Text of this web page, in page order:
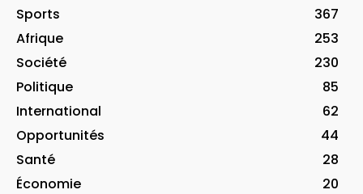
Sports
367
Afrique
253
Société
230
Politique
85
International
62
Opportunités
44
Santé
28
Économie
20